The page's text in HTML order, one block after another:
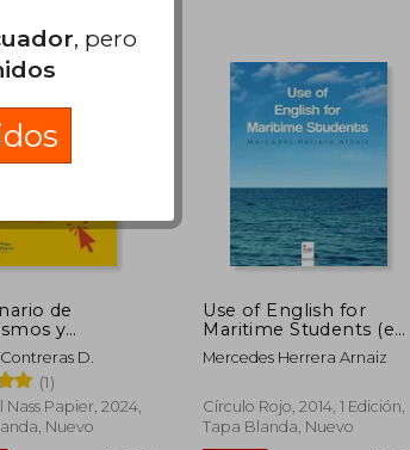
45%
$ 30.39
de
y
para
digitales
D.
(1)
Nass Papier, 2024,
Nuevo
Use of English for
Maritime Students (en
Inglés)
Mercedes Herrera Arnaiz
Círculo Rojo, 2014, 1 Edición,
Tapa Blanda, Nuevo
, pero